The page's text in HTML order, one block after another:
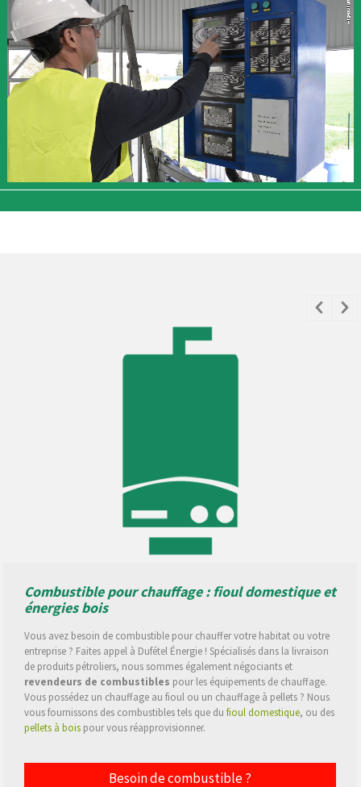
Combustible pour chauffage : fioul domestique et
énergies bois
Vous avez besoin de combustible pour chauffer votre habitat ou votre
entreprise ? Faites appel à Dufétel Énergie ! Spécialisés dans la livraison
de produits pétroliers, nous sommes également négociants et
revendeurs de combustibles pour les équipements de chauffage.
Vous possédez un chauffage au fioul ou un chauffage à pellets ? Nous
vous fournissons des combustibles tels que dufioul domestique, ou des
pellets à bois pour vous réapprovisionner.
Besoin de combustible ?